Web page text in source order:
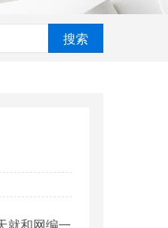
搜索
就和网编一